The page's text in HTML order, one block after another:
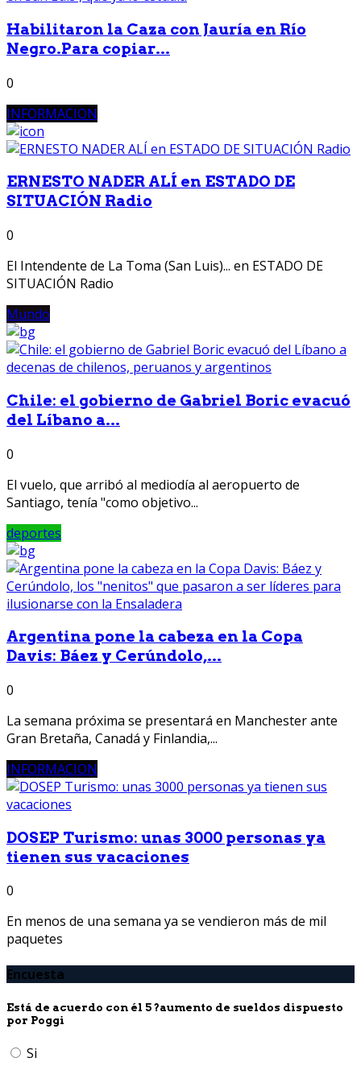
Habilitaron la Caza con Jauría en Río
Negro.Para copiar...
0
INFORMACION
ERNESTO NADER ALÍ en ESTADO DE
SITUACIÓN Radio
0
El Intendente de La Toma (San Luis)... en ESTADO DE
SITUACIÓN Radio
Mundo
Chile: el gobierno de Gabriel Boric evacuó
del Líbano a...
0
El vuelo, que arribó al mediodía al aeropuerto de
Santiago, tenía "como objetivo...
deportes
Argentina pone la cabeza en la Copa
Davis: Báez y Cerúndolo,...
0
La semana próxima se presentará en Manchester ante
Gran Bretaña, Canadá y Finlandia,...
INFORMACION
DOSEP Turismo: unas 3000 personas ya
tienen sus vacaciones
0
En menos de una semana ya se vendieron más de mil
paquetes
Encuesta
Está de acuerdo con él 5 ?aumento de sueldos dispuesto
por Poggi
Si